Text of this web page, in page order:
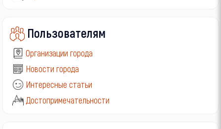
Пользователям
Организации города
Новости города
Интересные статьи
Достопримечательности